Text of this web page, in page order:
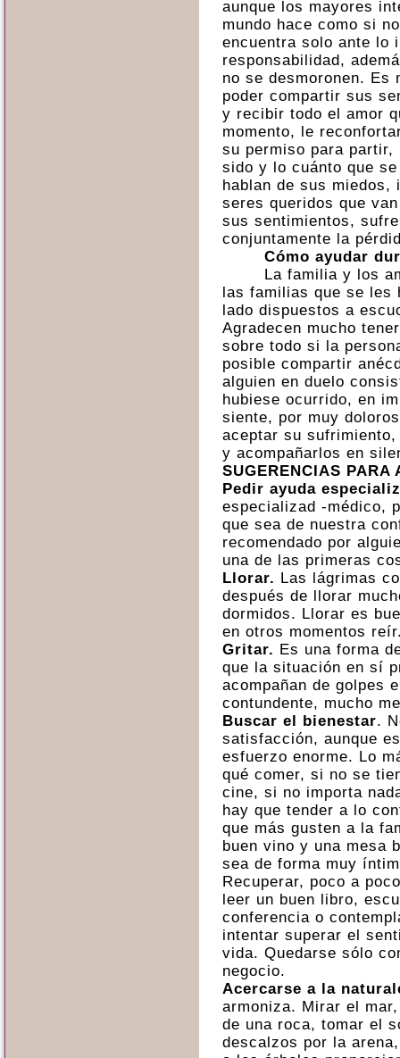
aunque los mayores
mundo hace como si
encuentra solo ante lo
responsabilidad,
no se desmoronen. Es
poder compartir sus
y recibir todo el amor
momento, le
su permiso para partir,
sido y lo cuánto que
hablan de sus miedos,
seres queridos que
sus sentimientos,
conjuntamente la
Cómo ayudar
La familia y los
las familias que se les
lado dispuestos a
Agradecen mucho
sobre todo si la
posible compartir
alguien en duelo
hubiese ocurrido, en
siente, por muy
aceptar su
y acompañarlos en
SUGERENCIAS PARA
Pedir ayuda
especializad -médico,
que sea de nuestra
recomendado por
una de las primeras
Llorar. Las lágrimas
después de llorar
dormidos. Llorar es
en otros momentos
Gritar. Es una forma
que la situación en sí
acompañan de golpes
contundente, mucho
Buscar el bienestar.
satisfacción, aunque
esfuerzo enorme. Lo
qué comer, si no se
cine, si no importa
hay que tender a lo
que más gusten a la
buen vino y una mesa
sea de forma muy
Recuperar, poco a
leer un buen libro,
conferencia o
intentar superar el
vida. Quedarse sólo
negocio.
Acercarse a la
armoniza. Mirar el
de una roca, tomar el
descalzos por la